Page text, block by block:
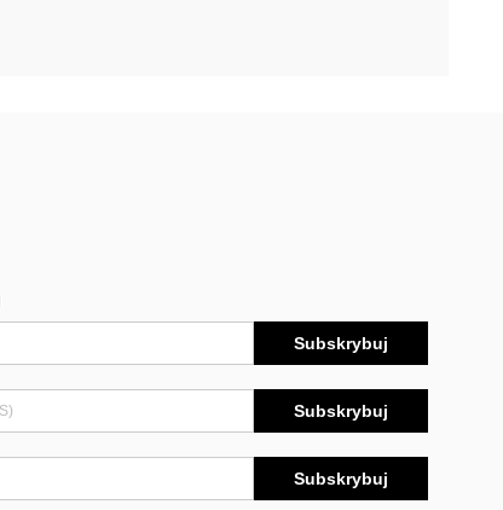
Subskrybuj
Subskrybuj
Subskrybuj